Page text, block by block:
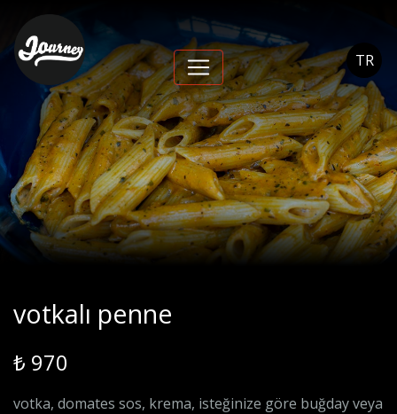
TR
votkalı penne -
Journey Cihangir
votkalı penne
₺ 970
votka, domates sos, krema, isteğinize göre buğday veya